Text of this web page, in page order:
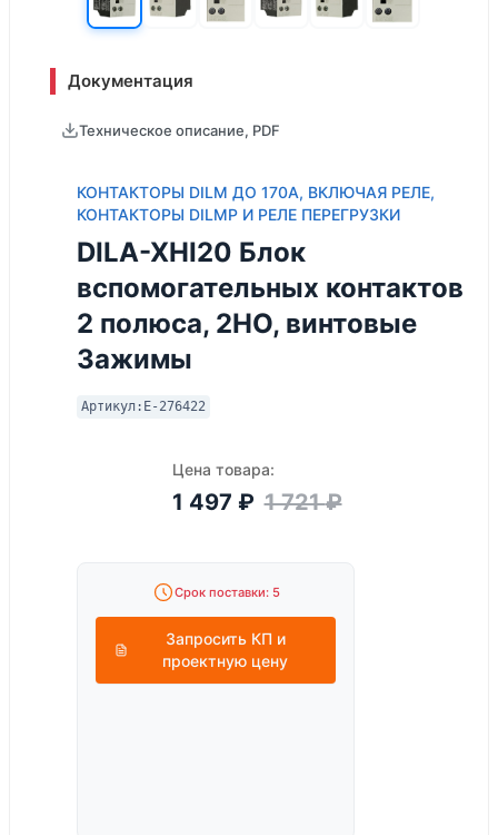
Документация
Техническое описание, PDF
КОНТАКТОРЫ DILM ДО 170A, ВКЛЮЧАЯ РЕЛЕ,
КОНТАКТОРЫ DILMP И РЕЛЕ ПЕРЕГРУЗКИ
DILA-XHI20 Блок
вспомогательных контактов
2 полюса, 2НО, винтовые
Зажимы
Артикул: E-276422
Цена товара:
1 497 ₽ 1 721₽
Срок поставки: 5
Запросить КП и
проектную цену